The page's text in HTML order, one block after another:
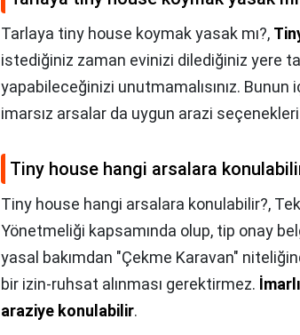
Tarlaya tiny house koymak yasak mı?,
istediğiniz zaman evinizi dilediğiniz yere
yapabileceğinizi unutmamalısınız. Bunun
imarsız arsalar da uygun arazi
Tiny house hangi arsalara
Tiny house hangi arsalara konulabilir?,
Yönetmeliği kapsamında olup, tip onay
yasal bakımdan "Çekme Karavan"
bir izin-ruhsat alınması gerektirmez.
araziye konulabilir.